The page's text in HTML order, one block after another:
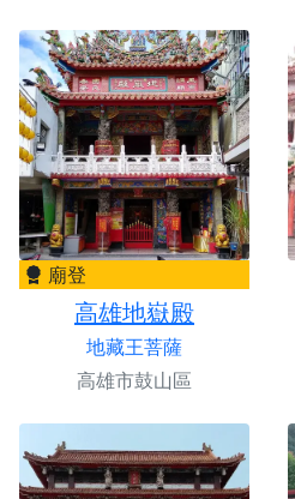
廟登
高雄地嶽殿
地藏王菩薩
高雄市鼓山區